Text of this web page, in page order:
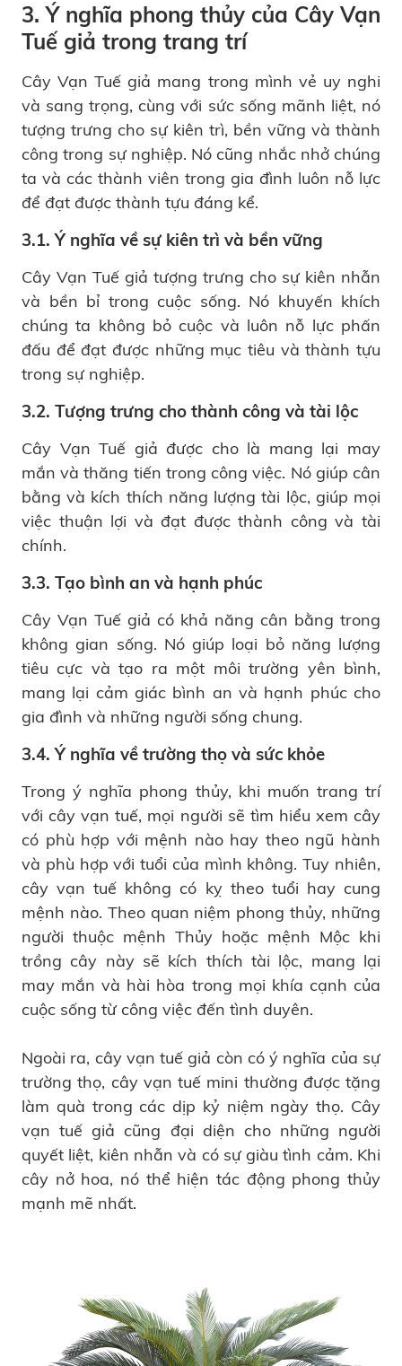
3. Ý nghĩa phong thủy của Cây Vạn
Tuế giả trong trang trí
Cây Vạn Tuế giả mang trong mình vẻ uy nghi
và sang trọng, cùng với sức sống mãnh liệt, nó
tượng trưng cho sự kiên trì, bền vững và thành
công trong sự nghiệp. Nó cũng nhắc nhở chúng
ta và các thành viên trong gia đình luôn nỗ lực
để đạt được thành tựu đáng kể.
3.1. Ý nghĩa về sự kiên trì và bền vững
Cây Vạn Tuế giả tượng trưng cho sự kiên nhẫn
và bền bỉ trong cuộc sống. Nó khuyến khích
chúng ta không bỏ cuộc và luôn nỗ lực phấn
đấu để đạt được những mục tiêu và thành tựu
trong sự nghiệp.
3.2. Tượng trưng cho thành công và tài lộc
Cây Vạn Tuế giả được cho là mang lại may
mắn và thăng tiến trong công việc. Nó giúp cân
bằng và kích thích năng lượng tài lộc, giúp mọi
việc thuận lợi và đạt được thành công và tài
chính.
3.3. Tạo bình an và hạnh phúc
Cây Vạn Tuế giả có khả năng cân bằng trong
không gian sống. Nó giúp loại bỏ năng lượng
tiêu cực và tạo ra một môi trường yên bình,
mang lại cảm giác bình an và hạnh phúc cho
gia đình và những người sống chung.
3.4. Ý nghĩa về trường thọ và sức khỏe
Trong ý nghĩa phong thủy, khi muốn trang trí
với cây vạn tuế, mọi người sẽ tìm hiểu xem cây
có phù hợp với mệnh nào hay theo ngũ hành
và phù hợp với tuổi của mình không. Tuy nhiên,
cây vạn tuế không có kỵ theo tuổi hay cung
mệnh nào. Theo quan niệm phong thủy, những
người thuộc mệnh Thủy hoặc mệnh Mộc khi
trồng cây này sẽ kích thích tài lộc, mang lại
may mắn và hài hòa trong mọi khía cạnh của
cuộc sống từ công việc đến tình duyên.
Ngoài ra, cây vạn tuế giả còn có ý nghĩa của sự
trường thọ, cây vạn tuế mini thường được tặng
làm quà trong các dịp kỷ niệm ngày thọ. Cây
vạn tuế giả cũng đại diện cho những người
quyết liệt, kiên nhẫn và có sự giàu tình cảm. Khi
cây nở hoa, nó thể hiện tác động phong thủy
mạnh mẽ nhất.